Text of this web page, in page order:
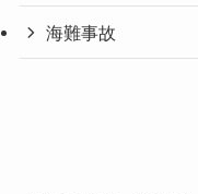
海難事故